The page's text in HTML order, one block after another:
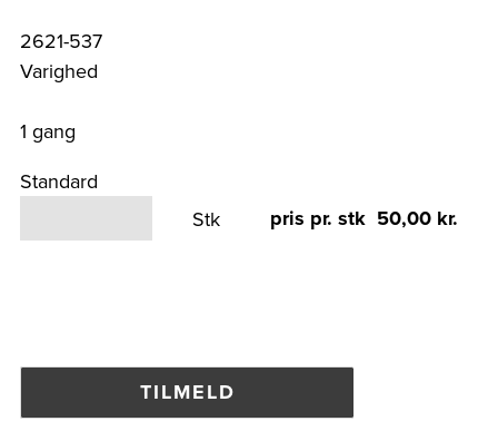
2621-537
Varighed
1 gang
Standard
Stk
pris pr. stk 50,00 kr.